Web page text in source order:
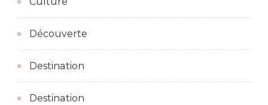
Découverte
Destination
Destination